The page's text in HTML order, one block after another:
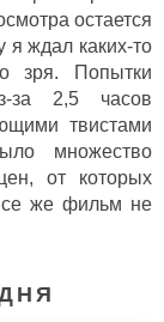
остается
я ждал каких-то
зря. Попытки
за 2,5 часов
твистами
множество
от которых
же фильм не